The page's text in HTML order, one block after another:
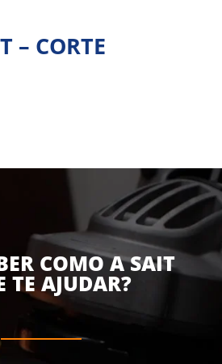
– CORTE
COMO A SAIT
TE AJUDAR?